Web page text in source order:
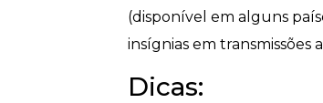
(disponível em alguns
insígnias em transmissões
Dicas: